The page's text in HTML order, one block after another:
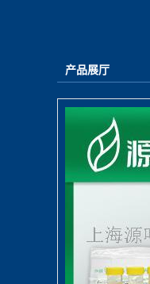
产品展厅